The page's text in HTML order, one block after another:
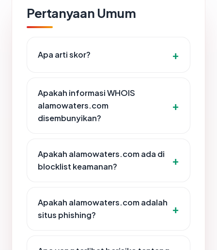
Pertanyaan Umum
Apa arti skor?
Apakah informasi WHOIS
alamowaters.com
disembunyikan?
Apakah alamowaters.com ada di
blocklist keamanan?
Apakah alamowaters.com adalah
situs phishing?